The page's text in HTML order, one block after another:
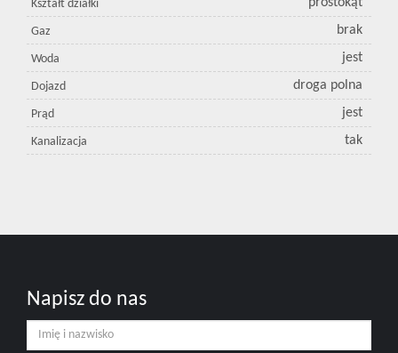
Kształt działki prostokąt
Gaz brak
Woda jest
Dojazd droga polna
Prąd jest
Kanalizacja tak
Napisz do nas